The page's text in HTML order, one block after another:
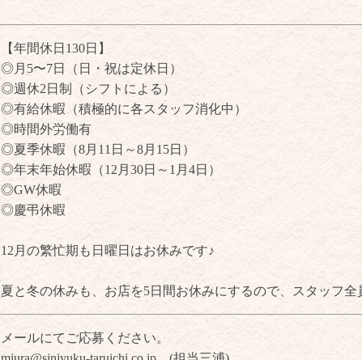
【年間休日130日】
◎月5〜7日（日・祝は定休日）
◎週休2日制（シフトによる）
◎有給休暇（積極的に各スタッフ消化中）
◎時間外労働有
◎夏季休暇（8月11日～8月15日）
◎年末年始休暇（12月30日～1月4日）
◎GW休暇
◎慶弔休暇
12月の繁忙期も日曜日はお休みです♪
夏と冬の休みも、お店を5日間お休みにするので、スタッフ
メールにてご応募ください。